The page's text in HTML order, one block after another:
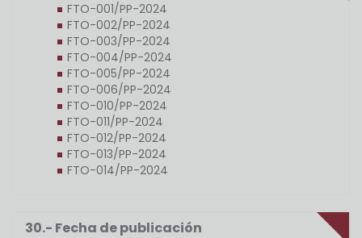
FTO-001/PP-2024
FTO-002/PP-2024
FTO-003/PP-2024
FTO-004/PP-2024
FTO-005/PP-2024
FTO-006/PP-2024
FTO-010/PP-2024
FTO-011/PP-2024
FTO-012/PP-2024
FTO-013/PP-2024
FTO-014/PP-2024
30.- Fecha de publicación